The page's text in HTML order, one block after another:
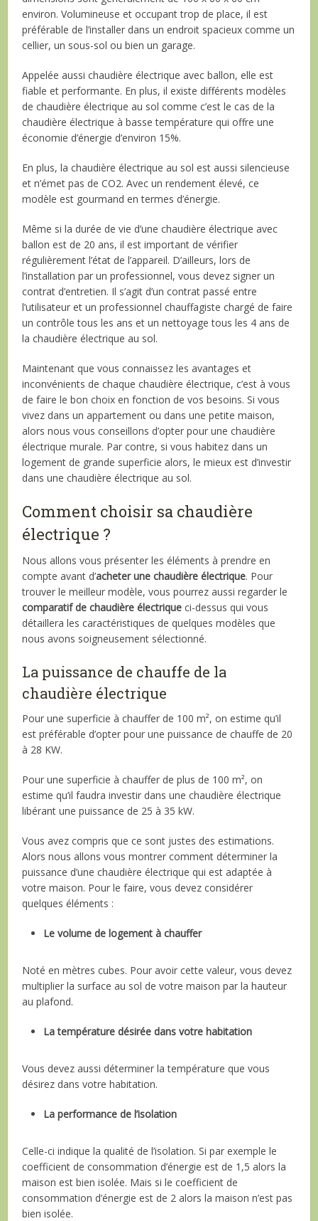
environ. Volumineuse et occupant trop de place, il est
préférable de l’installer dans un endroit spacieux comme un
cellier, un sous-sol ou bien un garage.
Appelée aussi chaudière électrique avec ballon, elle est
fiable et performante. En plus, il existe différents modèles
de chaudière électrique au sol comme c’est le cas de la
chaudière électrique à basse température qui offre une
économie d’énergie d’environ 15%.
En plus, la chaudière électrique au sol est aussi silencieuse
et n’émet pas de CO2. Avec un rendement élevé, ce
modèle est gourmand en termes d’énergie.
Même si la durée de vie d’une chaudière électrique avec
ballon est de 20 ans, il est important de vérifier
régulièrement l’état de l’appareil. D’ailleurs, lors de
l’installation par un professionnel, vous devez signer un
contrat d’entretien. Il s’agit d’un contrat passé entre
l’utilisateur et un professionnel chauffagiste chargé de faire
un contrôle tous les ans et un nettoyage tous les 4 ans de
la chaudière électrique au sol.
Maintenant que vous connaissez les avantages et
inconvénients de chaque chaudière électrique, c’est à vous
de faire le bon choix en fonction de vos besoins. Si vous
vivez dans un appartement ou dans une petite maison,
alors nous vous conseillons d’opter pour une chaudière
électrique murale. Par contre, si vous habitez dans un
logement de grande superficie alors, le mieux est d’investir
dans une chaudière électrique au sol.
Comment choisir sa chaudière
électrique ?
Nous allons vous présenter les éléments à prendre en
compte avant d’acheter une chaudière électrique. Pour
trouver le meilleur modèle, vous pourrez aussi regarder le
comparatif de chaudière électrique ci-dessus qui vous
détaillera les caractéristiques de quelques modèles que
nous avons soigneusement sélectionné.
La puissance de chauffe de la
chaudière électrique
Pour une superficie à chauffer de 100 m², on estime qu’il
est préférable d’opter pour une puissance de chauffe de 20
à 28 KW.
Pour une superficie à chauffer de plus de 100 m², on
estime qu’il faudra investir dans une chaudière électrique
libérant une puissance de 25 à 35 kW.
Vous avez compris que ce sont justes des estimations.
Alors nous allons vous montrer comment déterminer la
puissance d’une chaudière électrique qui est adaptée à
votre maison. Pour le faire, vous devez considérer
quelques éléments :
Le volume de logement à chauffer
Noté en mètres cubes. Pour avoir cette valeur, vous devez
multiplier la surface au sol de votre maison par la hauteur
au plafond.
La température désirée dans votre habitation
Vous devez aussi déterminer la température que vous
désirez dans votre habitation.
La performance de l’isolation
Celle-ci indique la qualité de l’isolation. Si par exemple le
coefficient de consommation d’énergie est de 1,5 alors la
maison est bien isolée. Mais si le coefficient de
consommation d’énergie est de 2 alors la maison n’est pas
bien isolée.